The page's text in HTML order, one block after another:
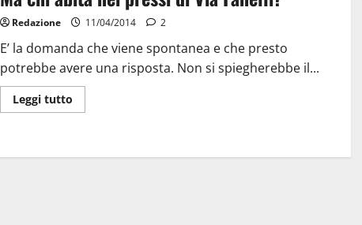
Redazione 11/04/2014 2
E’ la domanda che viene spontanea e che presto
potrebbe avere una risposta. Non si spiegherebbe il...
Leggi tutto